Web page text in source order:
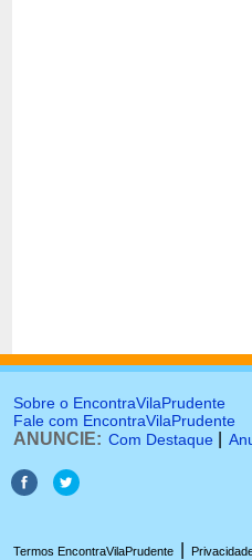
Sobre o EncontraVilaPrudente
Fale com EncontraVilaPrudente
ANUNCIE: Com Destaque
Termos EncontraVilaPrudente